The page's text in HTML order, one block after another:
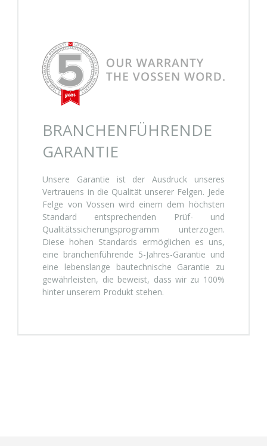
BRANCHENFÜHRENDE
GARANTIE
Unsere Garantie ist der Ausdruck unseres
Vertrauens in die Qualität unserer Felgen. Jede
Felge von Vossen wird einem dem höchsten
Standard entsprechenden Prüf- und
Qualitätssicherungsprogramm unterzogen.
Diese hohen Standards ermöglichen es uns,
eine branchenführende 5-Jahres-Garantie und
eine lebenslange bautechnische Garantie zu
gewährleisten, die beweist, dass wir zu 100%
hinter unserem Produkt stehen.